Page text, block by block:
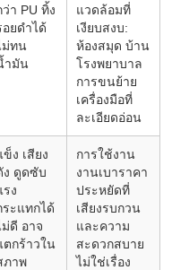
ว่า PU ทิ้ง
อยดำได้
ม่ทน
ำมัน
แวดล้อมที่
เงียบสงบ:
ห้องสมุด บ้าน
โรงพยาบาล
การขนย้าย
เครื่องมือที่
ละเอียดอ่อน
ข็ง เสียง
ง ดูดซับ
รง
ระแทกได้
ม่ดี อาจ
ตกร้าวใน
ภาพ
การใช้งาน
งานเบาราคา
ประหยัดที่
เสียงรบกวน
และความ
สะดวกสบาย
ไม่ใช่เรื่อง